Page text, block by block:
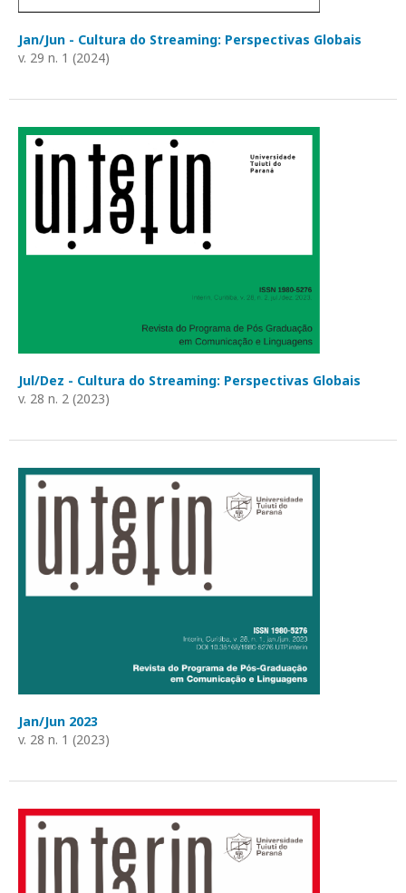
Jan/Jun - Cultura do Streaming: Perspectivas Globais
v. 29 n. 1 (2024)
Jul/Dez - Cultura do Streaming: Perspectivas Globais
v. 28 n. 2 (2023)
Jan/Jun 2023
v. 28 n. 1 (2023)